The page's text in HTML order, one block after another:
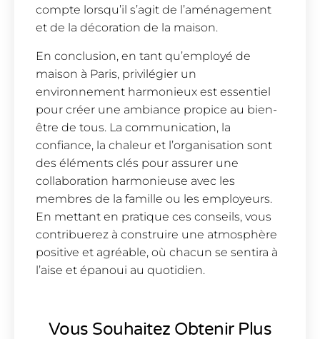
compte lorsqu’il s’agit de l’aménagement
et de la décoration de la maison.
En conclusion, en tant qu’employé de
maison à Paris, privilégier un
environnement harmonieux est essentiel
pour créer une ambiance propice au bien-
être de tous. La communication, la
confiance, la chaleur et l’organisation sont
des éléments clés pour assurer une
collaboration harmonieuse avec les
membres de la famille ou les employeurs.
En mettant en pratique ces conseils, vous
contribuerez à construire une atmosphère
positive et agréable, où chacun se sentira à
l’aise et épanoui au quotidien.
Vous Souhaitez Obtenir Plus